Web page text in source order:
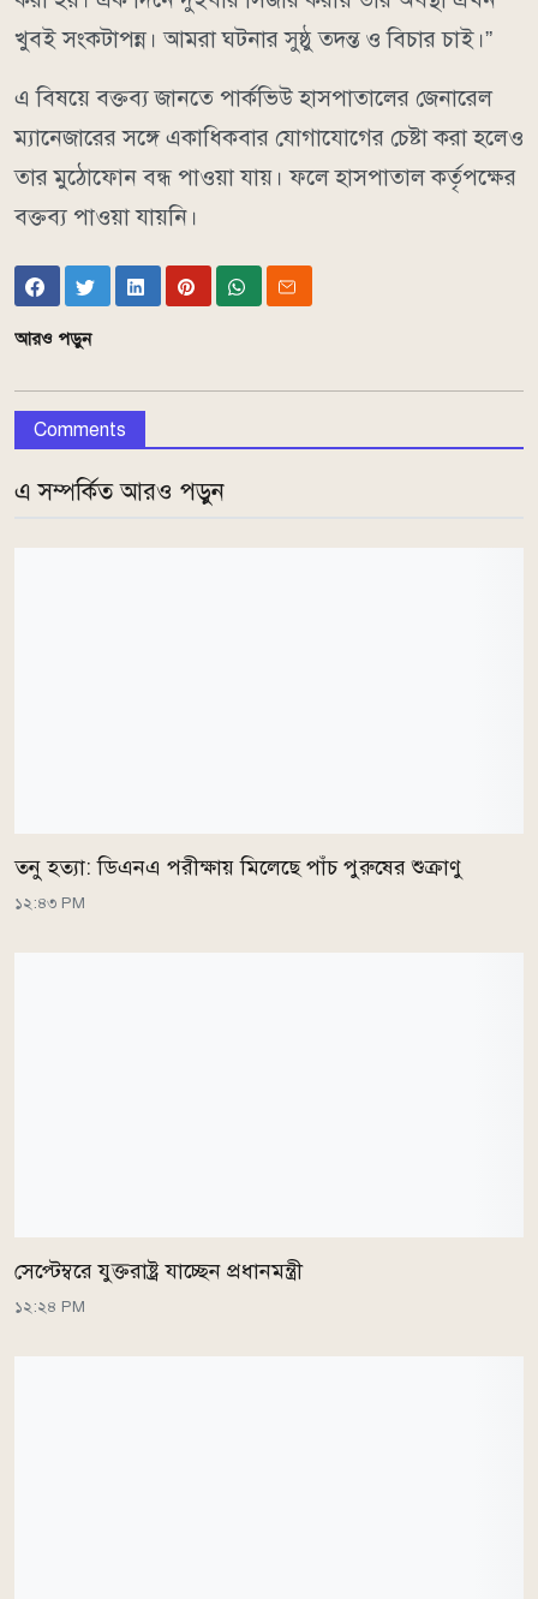
খুবই সংকটাপন্ন। আমরা ঘটনার সুষ্ঠু তদন্ত ও বিচার চাই।”
এ বিষয়ে বক্তব্য জানতে পার্কভিউ হাসপাতালের জেনারেল
ম্যানেজারের সঙ্গে একাধিকবার যোগাযোগের চেষ্টা করা হলেও
তার মুঠোফোন বন্ধ পাওয়া যায়। ফলে হাসপাতাল কর্তৃপক্ষের
বক্তব্য পাওয়া যায়নি।
আরও পড়ুন
Comments
এ সম্পর্কিত আরও পড়ুন
তনু হত্যা: ডিএনএ পরীক্ষায় মিলেছে পাঁচ পুরুষের শুক্রাণু
১২:৪৩ PM
সেপ্টেম্বরে যুক্তরাষ্ট্র যাচ্ছেন প্রধানমন্ত্রী
১২:২৪ PM